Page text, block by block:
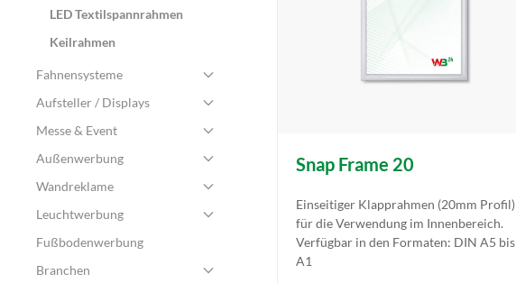
LED Textilspannrahmen
Keilrahmen
Fahnensysteme
Aufsteller / Displays
Messe & Event
Außenwerbung
Wandreklame
Leuchtwerbung
Fußbodenwerbung
Branchen
Snap Frame 20
Einseitiger Klapprahmen (20mm Profil)
für die Verwendung im Innenbereich.
Verfügbar in den Formaten: DIN A5 bis
A1